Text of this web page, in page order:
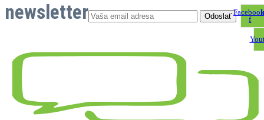
newsletter
f